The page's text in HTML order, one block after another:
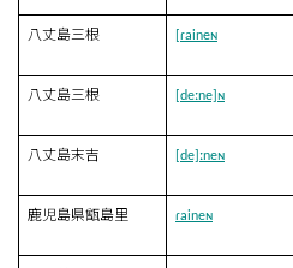
八丈島三根 [ɾaineɴ
八丈島三根 [deːne]ɴ
八丈島末吉 [de]ːneɴ
鹿児島県甑島里 ɾaineɴ